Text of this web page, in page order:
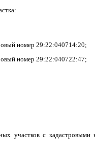
номер 29:22:040714:20;
номер 29:22:040722:47;
участков с